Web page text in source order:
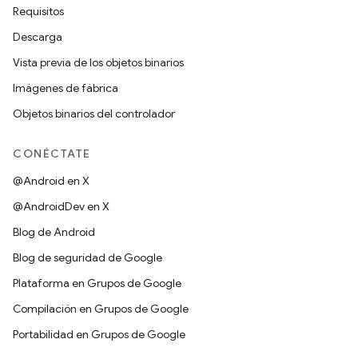
Requisitos
Descarga
Vista previa de los objetos binarios
Imágenes de fábrica
Objetos binarios del controlador
CONÉCTATE
@Android en X
@AndroidDev en X
Blog de Android
Blog de seguridad de Google
Plataforma en Grupos de Google
Compilación en Grupos de Google
Portabilidad en Grupos de Google